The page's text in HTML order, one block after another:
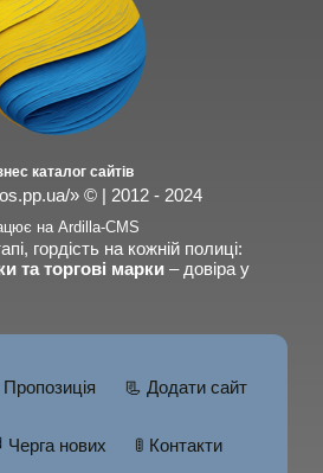
каталог сайтів
» © | 2012 - 2024
на Ardilla-CMS
гордість на кожній полиці:
та торгові марки – довіра у
Пропозиція 📃 Додати сайт
Черга нових 🚦 Контакти